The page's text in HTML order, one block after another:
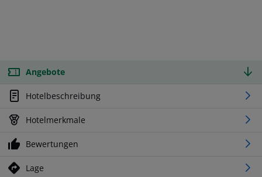
Angebote
Hotelbeschreibung
Hotelmerkmale
Bewertungen
Lage